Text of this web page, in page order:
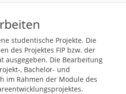
studentische Projekte. Die
des Projektes FIP bzw. der
ausgegeben. Die Bearbeitung
, Bachelor- und
im Rahmen der Module des